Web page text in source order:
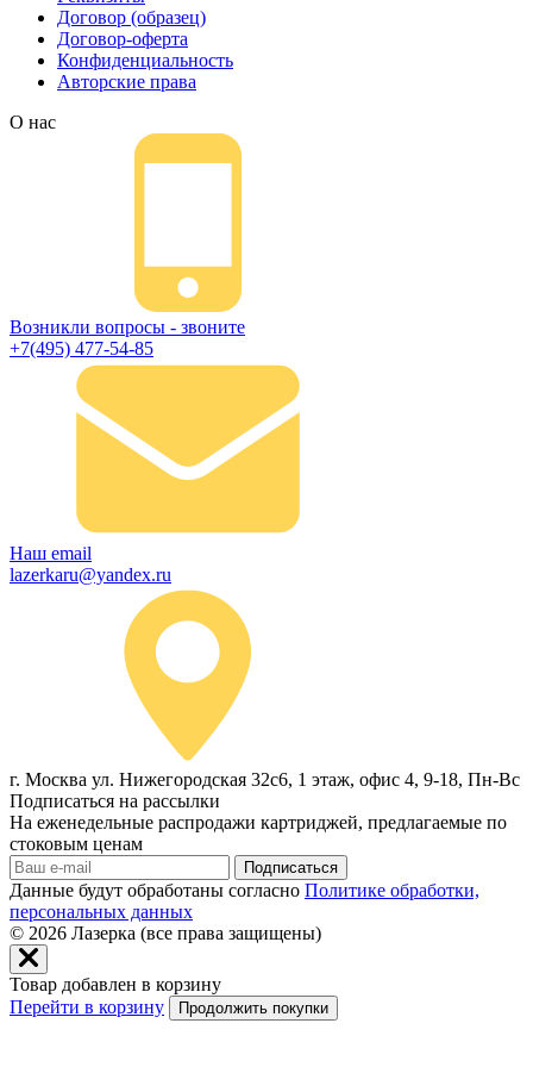
Договор (образец)
Договор-оферта
Конфиденциальность
Авторские права
О нас
Возникли вопросы - звоните
+7(495) 477-54-85
Наш email
lazerkaru@yandex.ru
г. Москва ул. Нижегородская 32с6, 1 этаж, офис 4, 9-18, Пн-Вс
Подписаться на рассылки
На еженедельные распродажи картриджей, предлагаемые по
стоковым ценам
Подписаться
Данные будут обработаны согласно Политике обработки,
персональных данных
© 2026 Лазерка (все права защищены)
Товар добавлен в корзину
Перейти в корзину
Продолжить покупки